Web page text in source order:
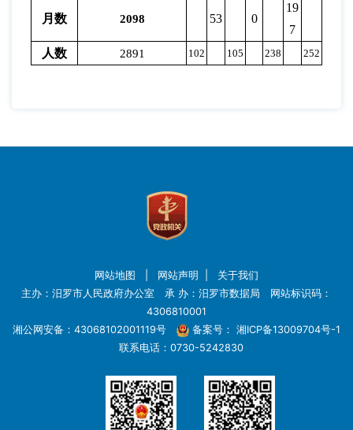
月数 2098 53 0
19
7
人数
2891 102 105 238 252
网站地图 网站声明
关于我们
主办：汨罗市人民政府办公室 承 办：汨罗市数据局 网站标识码：
4306810001
湘公网安备：43068102001119号
备案号： 湘ICP备13009704号-1
联系电话：0730-5242830